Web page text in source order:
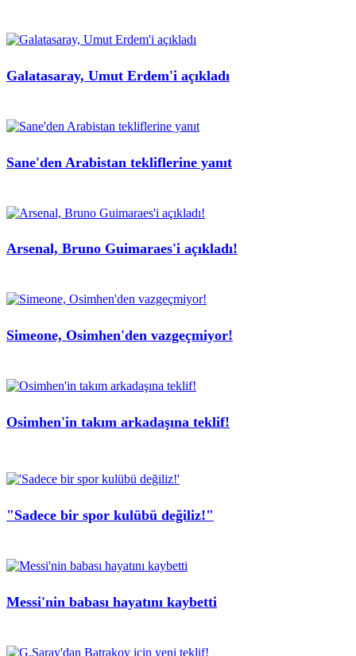
Galatasaray, Umut Erdem'i açıkladı
Sane'den Arabistan tekliflerine yanıt
Arsenal, Bruno Guimaraes'i açıkladı!
Simeone, Osimhen'den vazgeçmiyor!
Osimhen'in takım arkadaşına teklif!
"Sadece bir spor kulübü değiliz!"
Messi'nin babası hayatını kaybetti